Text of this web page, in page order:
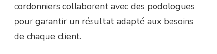
cordonniers collaborent avec des podologues
pour garantir un résultat adapté aux besoins
de chaque client.